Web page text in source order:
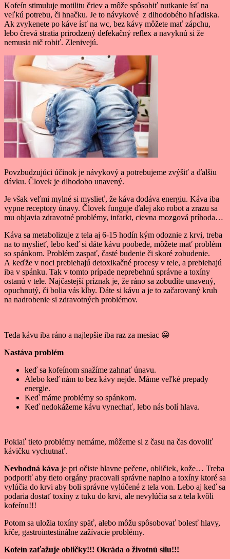
Kofeín stimuluje motilitu čriev a môže spôsobiť nutkanie ísť na
veľkú potrebu, či hnačku. Je to návykové z dlhodobého hľadiska.
Ak zvykenete po káve ísť na wc, bez kávy môžete mať zápchu,
lebo črevá stratia prirodzený defekačný reflex a navyknú si že
nemusia nič robiť. Zlenivejú.
Povzbudzujúci účinok je návykový a potrebujeme zvýšiť a ďalšiu
dávku. Človek je dlhodobo unavený.
Je však veľmi mylné si myslieť, že káva dodáva energiu. Káva iba
vypne receptory únavy. Človek funguje ďalej ako robot a zrazu sa
mu objavia zdravotné problémy, infarkt, cievna mozgová príhoda…
Káva sa metabolizuje z tela aj 6-15 hodín kým odoznie z krvi, treba
na to myslieť, lebo keď si dáte kávu poobede, môžete mať problém
so spánkom. Problém zaspať, časté budenie či skoré zobudenie.
A keďže v noci prebiehajú detoxikačné procesy v tele, a prebiehajú
iba v spánku. Tak v tomto prípade neprebehnú správne a toxíny
ostanú v tele. Najčastejší príznak je, že ráno sa zobudíte unavený,
opuchnutý, či bolia vás kĺby. Dáte si kávu a je to začarovaný kruh
na nadrobenie si zdravotných problémov.
Teda kávu iba ráno a najlepšie iba raz za mesiac 😀
Nastáva problém
keď sa kofeínom snažíme zahnať únavu.
Alebo keď nám to bez kávy nejde. Máme veľké prepady
energie.
Keď máme problémy so spánkom.
Keď nedokážeme kávu vynechať, lebo nás bolí hlava.
Pokiaľ tieto problémy nemáme, môžeme si z času na čas dovoliť
kávičku vychutnať.
Nevhodná káva je pri očiste hlavne pečene, obličiek, kože… Treba
podporiť aby tieto orgány pracovali správne naplno a toxíny ktoré sa
vylúčia do krvi aby boli správne vylúčené z tela von. Lebo aj keď sa
podaria dostať toxíny z tuku do krvi, ale nevylúčia sa z tela kvôli
kofeínu!!!
Potom sa uložia toxíny späť, alebo môžu spôsobovať bolesť hlavy,
kŕče, gastrointestinálne zažívacie problémy.
Kofeín zaťažuje obličky!!! Okráda o životnú silu!!!